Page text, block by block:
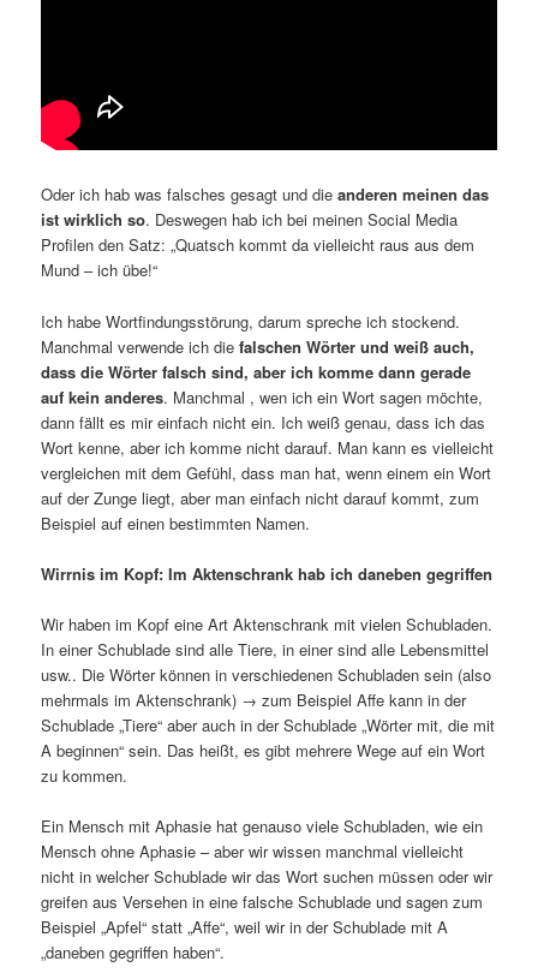
Oder ich hab was falsches gesagt und dieanderen meinen das
ist wirklich so. Deswegen hab ich bei meinen Social Media
Profilen den Satz: „Quatsch kommt da vielleicht raus aus dem
Mund – ich übe!“
Ich habe Wortfindungsstörung, darum spreche ich stockend.
Manchmal verwende ich diefalschen Wörter und weiß auch,
dass die Wörter falsch sind, aber ich komme dann gerade
auf kein anderes. Manchmal , wen ich ein Wort sagen möchte,
dann fällt es mir einfach nicht ein. Ich weiß genau, dass ich das
Wort kenne, aber ich komme nicht darauf. Man kann es vielleicht
vergleichen mit dem Gefühl, dass man hat, wenn einem ein Wort
auf der Zunge liegt, aber man einfach nicht darauf kommt, zum
Beispiel auf einen bestimmten Namen.
Wirrnis im Kopf: Im Aktenschrank hab ich daneben gegriffen
Wir haben im Kopf eine Art Aktenschrank mit vielen Schubladen.
In einer Schublade sind alle Tiere, in einer sind alle Lebensmittel
usw.. Die Wörter können in verschiedenen Schubladen sein (also
mehrmals im Aktenschrank) → zum Beispiel Affe kann in der
Schublade „Tiere“ aber auch in der Schublade „Wörter mit, die mit
A beginnen“ sein. Das heißt, es gibt mehrere Wege auf ein Wort
zu kommen.
Ein Mensch mit Aphasie hat genauso viele Schubladen, wie ein
Mensch ohne Aphasie – aber wir wissen manchmal vielleicht
nicht in welcher Schublade wir das Wort suchen müssen oder wir
greifen aus Versehen in eine falsche Schublade und sagen zum
Beispiel „Apfel“ statt „Affe“, weil wir in der Schublade mit A
„daneben gegriffen haben“.